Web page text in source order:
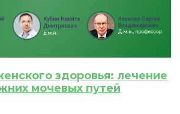
здоровья: лечение
мочевых путей